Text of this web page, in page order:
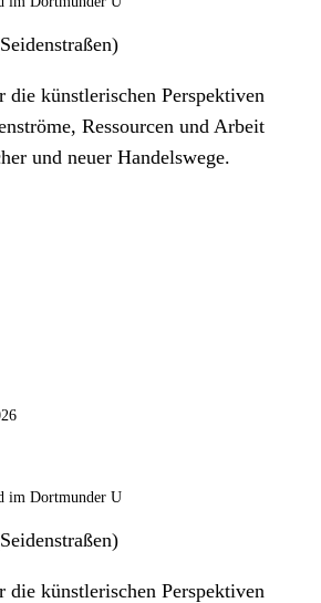
die künstlerischen Perspektiven
Ressourcen und Arbeit
und neuer Handelswege.
im Dortmunder U
die künstlerischen Perspektiven